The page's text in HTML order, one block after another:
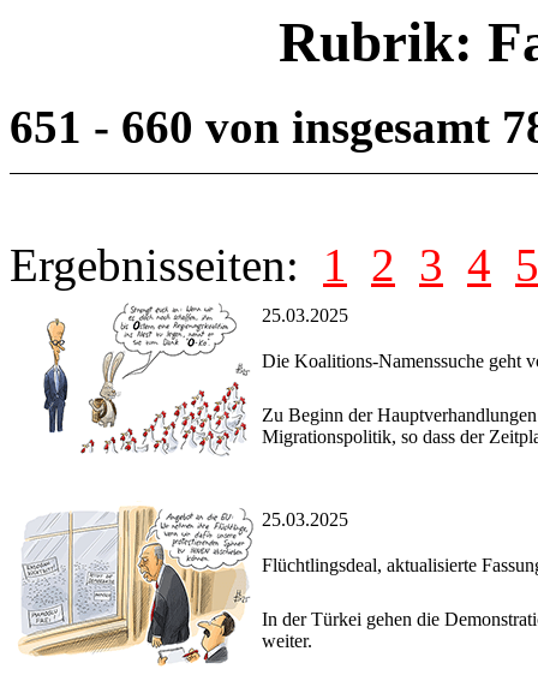
Rubrik:
651 - 660 von insgesamt
Ergebnisseiten: 1 2 3 4 5
25.03.2025
Die Koalitions-Namenssuche geht
Zu Beginn der
Migrationspolitik, so dass der
25.03.2025
Flüchtlingsdeal, aktualisierte
In der Türkei gehen die
weiter.